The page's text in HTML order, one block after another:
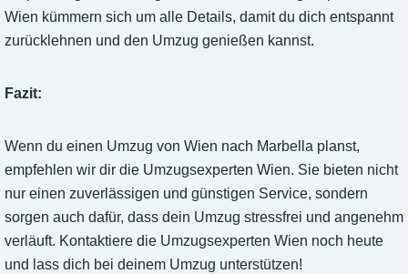
Wien kümmern sich um alle Details, damit du dich entspannt
zurücklehnen und den Umzug genießen kannst.
Fazit:
Wenn du einen Umzug von Wien nach Marbella planst,
empfehlen wir dir die Umzugsexperten Wien. Sie bieten nicht
nur einen zuverlässigen und günstigen Service, sondern
sorgen auch dafür, dass dein Umzug stressfrei und angenehm
verläuft. Kontaktiere die Umzugsexperten Wien noch heute
und lass dich bei deinem Umzug unterstützen!